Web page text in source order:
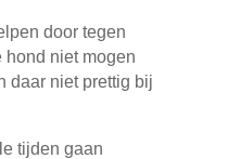
door tegen
hond niet mogen
daar niet prettig bij
tijden gaan